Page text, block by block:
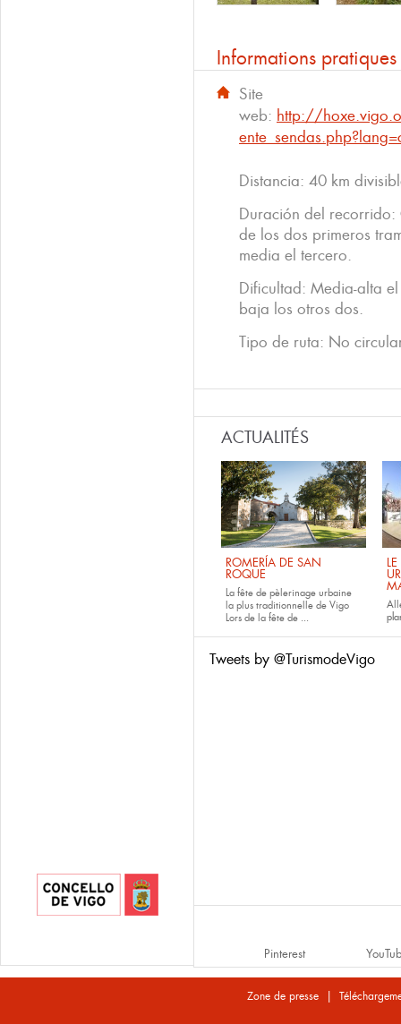
Informations pratiques
Site
web: http://
Distancia: 40 km
Duración del
de los dos primeros
media el tercero.
Dificultad: Media-alta
baja los otros dos.
Tipo de ruta: No
ACTUALITÉS
ROMERÍA DE SAN
ROQUE
La fête de pèlerinage urbaine
la plus traditionnelle de Vigo
Lors de la fête de ...
Tweets by @TurismodeVigo
Pinterest
Zone de presse |